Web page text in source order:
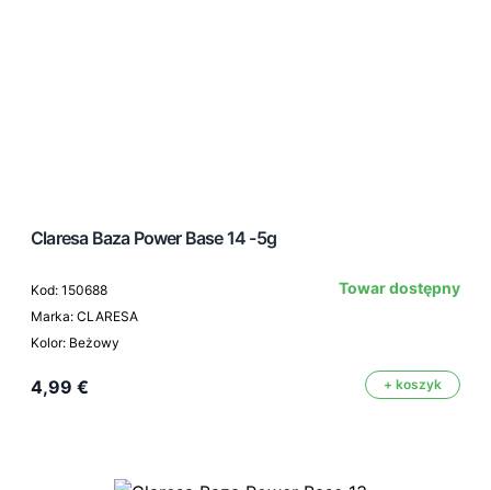
Claresa Baza Power Base 14 -5g
Kod: 150688
Marka: CLARESA
Kolor: Beżowy
Towar dostępny
4,99 € + koszyk